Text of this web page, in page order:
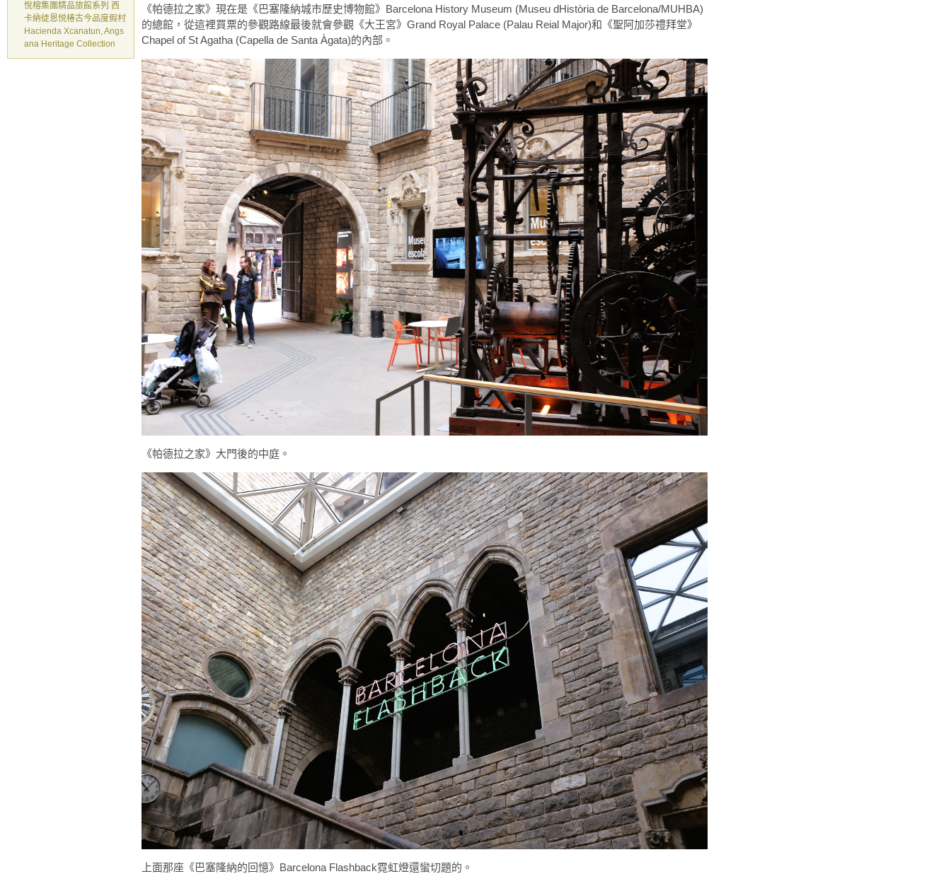
悅榕集團精品旅館系列 西
卡納徒恩悦椿古今品度假村
Hacienda Xcanatun, Angs
ana Heritage Collection
《帕德拉之家》現在是《巴塞隆納城市歷史博物館》Barcelona History Museum (Museu dHistòria de Barcelona/MUHBA)
的總館，從這裡買票的參觀路線最後就會參觀《大王宮》Grand Royal Palace (Palau Reial Major)和《聖阿加莎禮拜堂》
Chapel of St Agatha (Capella de Santa Àgata)的內部。
《帕德拉之家》大門後的中庭。
上面那座《巴塞隆納的回憶》Barcelona Flashback霓虹燈還蠻切題的。